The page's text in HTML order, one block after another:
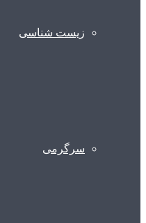
زیست شناسی
سرگرمی